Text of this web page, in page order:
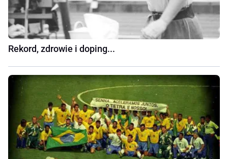
Rekord, zdrowie i doping...